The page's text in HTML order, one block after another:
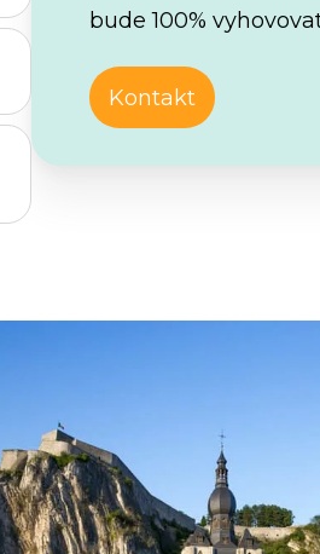
bude 100%
Kontakt